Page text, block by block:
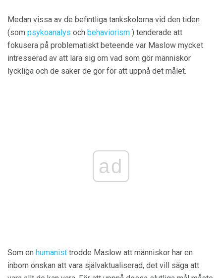
Medan vissa av de befintliga tankskolorna vid den tiden
(som psykoanalys och behaviorism ) tenderade att
fokusera på problematiskt beteende var Maslow mycket
intresserad av att lära sig om vad som gör människor
lyckliga och de saker de gör för att uppnå det målet.
ad
Som en humanist trodde Maslow att människor har en
inborn önskan att vara självaktualiserad, det vill säga att